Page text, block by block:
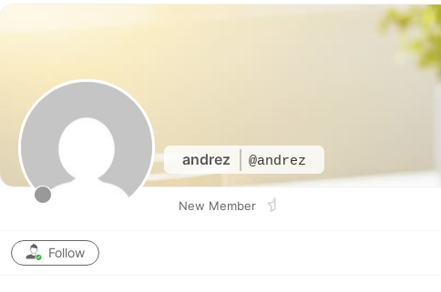
andrez @andrez
New Member
Follow